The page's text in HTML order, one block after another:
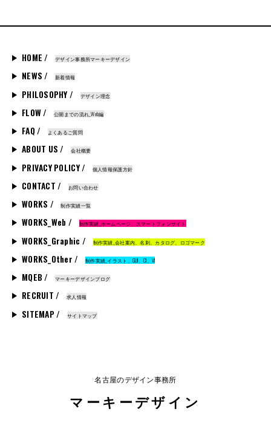
HOME / デザイン事務所マーキーデザイン
NEWS / 新着情報
PHILOSOPHY / デザイン理念
FLOW / 公開までの流れ_Web編
FAQ / よくあるご質問
ABOUT US / 会社概要
PRIVACY POLICY / 個人情報保護方針
CONTACT / お問い合わせ
WORKS / 制作実績一覧
WORKS_Web / 制作実績_ホームページ、スマートフォンサイト
WORKS_Graphic / 制作実績_会社案内、名刺、カタログ、ロゴマーク
WORKS_Other / 制作実績_イラスト、GUI、CI、VI
MQEB / マーキーデザインブログ
RECRUIT / 求人情報
SITEMAP / サイトマップ
名古屋のデザイン事務所
マーキーデザイン